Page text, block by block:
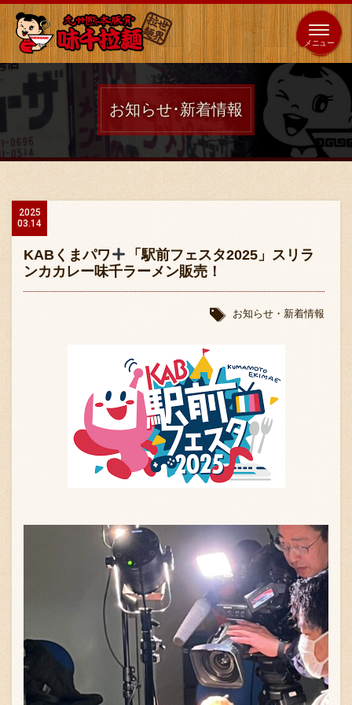
全国
展開 海外 653 店 64 店
ホーム
店舗案内
味千の取り組み
お問い合わせ
ブランド一覧
FC加盟店募集
会社案内
お知らせ
お知らせ･新着情報
2025
03.14
KABくまパワ
「駅前フェスタ2025」スリラ
ンカカレー味千ラーメン販売！
お知らせ・新着情報